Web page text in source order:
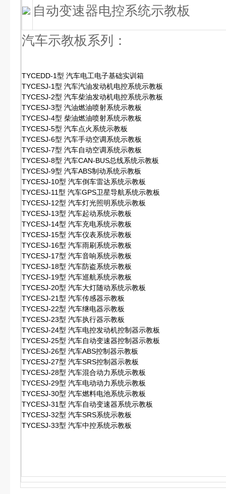
自动变速器电控系统示教板
汽车示教板系列：
TYCEDD-1型 汽车电工电子基础实训箱
TYCESJ-1型 汽车汽油发动机电控系统示教板
TYCESJ-2型 汽车柴油发动机电控系统示教板
TYCESJ-3型 汽油燃油喷射系统示教板
TYCESJ-4型 柴油燃油喷射系统示教板
TYCESJ-5型 汽车点火系统示教板
TYCESJ-6型 汽车手动空调系统示教板
TYCESJ-7型 汽车自动空调系统示教板
TYCESJ-8型 汽车CAN-BUS总线系统示教板
TYCESJ-9型 汽车ABS制动系统示教板
TYCESJ-10型 汽车倒车雷达系统示教板
TYCESJ-11型 汽车GPS卫星导航系统示教板
TYCESJ-12型 汽车灯光照明系统示教板
TYCESJ-13型 汽车起动系统示教板
TYCESJ-14型 汽车充电系统示教板
TYCESJ-15型 汽车仪表系统示教板
TYCESJ-16型 汽车雨刷系统示教板
TYCESJ-17型 汽车音响系统示教板
TYCESJ-18型 汽车防盗系统示教板
TYCESJ-19型 汽车巡航系统示教板
TYCESJ-20型 汽车大灯随动系统示教板
TYCESJ-21型 汽车传感器示教板
TYCESJ-22型 汽车继电器示教板
TYCESJ-23型 汽车执行器示教板
TYCESJ-24型 汽车电控发动机控制器示教板
TYCESJ-25型 汽车自动变速器控制器示教板
TYCESJ-26型 汽车ABS控制器示教板
TYCESJ-27型 汽车SRS控制器示教板
TYCESJ-28型 汽车混合动力系统示教板
TYCESJ-29型 汽车电动动力系统示教板
TYCESJ-30型 汽车燃料电池系统示教板
TYCESJ-31型 汽车自动变速器系统示教板
TYCESJ-32型 汽车SRS系统示教板
TYCESJ-33型 汽车中控系统示教板